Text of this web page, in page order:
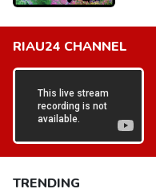
RIAU24 CHANNEL
TRENDING